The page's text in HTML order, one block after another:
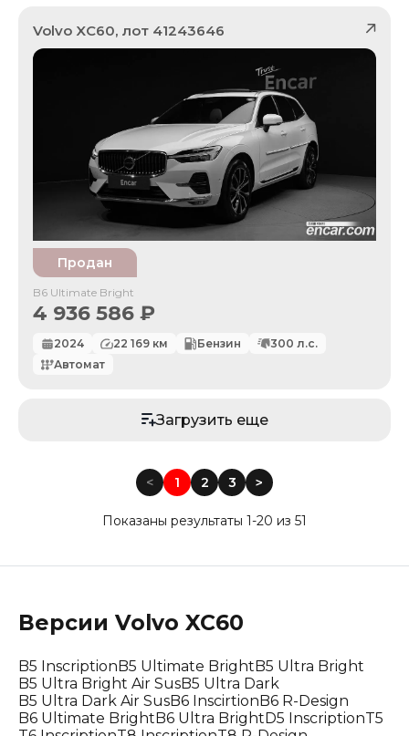
Volvo XC60, лот 41243646
Продан
B6 Ultimate Bright
4 936 586 ₽
2024 22 169 км Бензин 300 л.с.
Автомат
Загрузить еще
< 1 2 3 <
Показаны результаты 1-20 из 51
Версии Volvo XC60
B5 InscriptionB5 Ultimate BrightB5 Ultra Bright
B5 Ultra Bright Air SusB5 Ultra Dark
B5 Ultra Dark Air SusB6 InscirtionB6 R-Design
B6 Ultimate BrightB6 Ultra BrightD5 InscriptionT5